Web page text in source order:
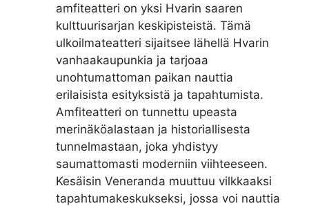
amfiteatteri on yksi Hvarin saaren
kulttuurisarjan keskipisteistä. Tämä
ulkoilmateatteri sijaitsee lähellä Hvarin
vanhaakaupunkia ja tarjoaa
unohtumattoman paikan nauttia
erilaisista esityksistä ja tapahtumista.
Amfiteatteri on tunnettu upeasta
merinäköalastaan ja historiallisesta
tunnelmastaan, joka yhdistyy
saumattomasti moderniin viihteeseen.
Kesäisin Veneranda muuttuu vilkkaaksi
tapahtumakeskukseksi, jossa voi nauttia